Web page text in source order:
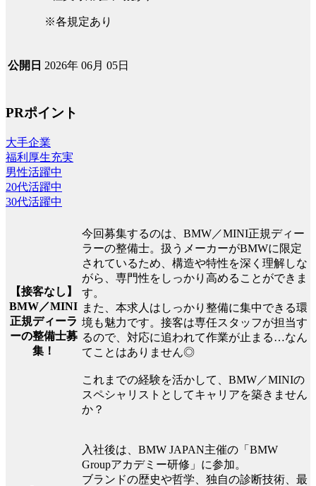
※各規定あり
公開日 2026年 06月 05日
PRポイント
大手企業
福利厚生充実
男性活躍中
20代活躍中
30代活躍中
【接客なし】
BMW／MINI
正規ディーラ
ーの整備士募
集！
今回募集するのは、BMW／MINI正規ディー
ラーの整備士。扱うメーカーがBMWに限定
されているため、構造や特性を深く理解しな
がら、専門性をしっかり高めることができま
す。
また、本求人はしっかり整備に集中できる環
境も魅力です。接客は専任スタッフが担当す
るので、対応に追われて作業が止まる…なん
てことはありません◎
これまでの経験を活かして、BMW／MINIの
スペシャリストとしてキャリアを築きません
か？
入社後は、BMW JAPAN主催の「BMW
Groupアカデミー研修」に参加。
ブランドの歴史や哲学、独自の診断技術、最